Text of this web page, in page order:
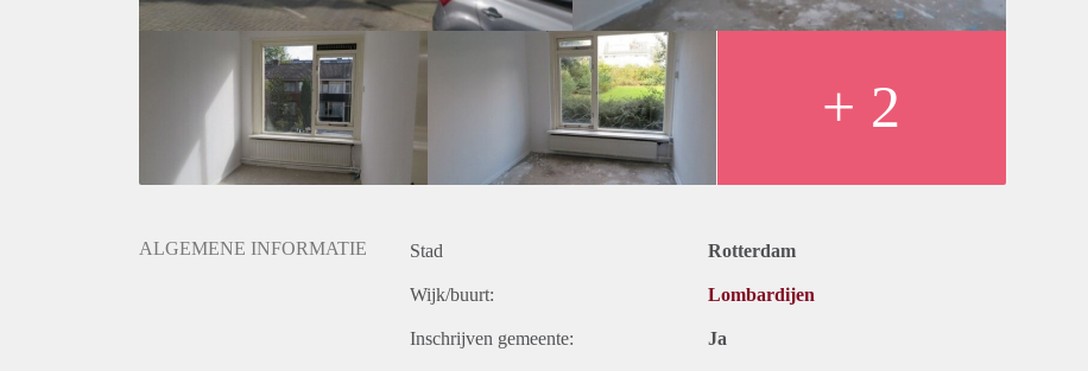
+ 2
ALGEMENE INFORMATIE Stad Rotterdam
Wijk/buurt: Lombardijen
Inschrijven gemeente: Ja